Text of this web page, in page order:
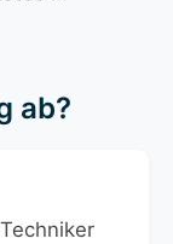
ab?